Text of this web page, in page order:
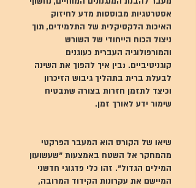
אסטרטגיות מבוססות מדע לחיזוק
האיכות הלקסיקלית של התלמידים, תוך
ניצול הכוח הייחודי של השורש
והמורפולוגיה העברית כעוגנים
קוגניטיביים. נבין איך להפוך את השינה
לבעלת ברית בתהליך גיבוש הזיכרון
וכיצד לתזמן חזרות בצורה שתבטיח
שיאו של הקורס הוא המעבר הפרקטי
מהמחקר אל השטח באמצעות "שעשועון
המילים הגדול". זהו כלי פדגוגי חדשני
המיישם את עקרונות הקידוד המרובה,